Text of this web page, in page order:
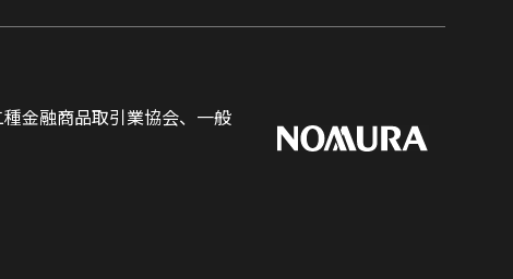
金融商品取引業協会、一般